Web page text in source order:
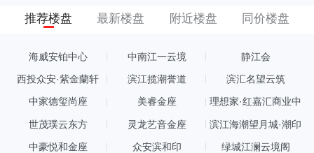
推荐楼盘 最新楼盘 附近楼盘 同价楼盘
海威安铂中心 中南江一云境 静江会
西投众安·紫金蘭轩 滨江揽潮誉道 滨汇名望云筑
中家德玺尚座 美睿金座
理想家·红嘉汇商业中
世茂璞云东方 灵龙艺音金座 滨江海潮望月城·潮印
中豪悦和金座 众安滨和印 绿城江澜云境阁